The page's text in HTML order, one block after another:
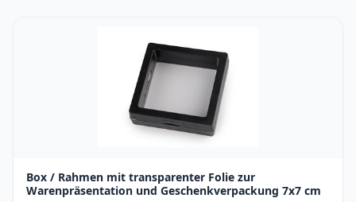
Box / Rahmen mit transparenter Folie zur
Warenpräsentation und Geschenkverpackung 7x7 cm